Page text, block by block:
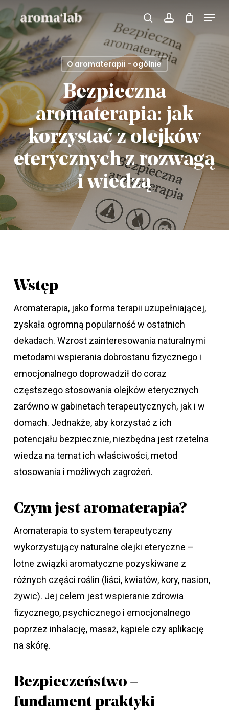
Skip
to
main
content
searchaccount
Menu
O aromaterapii - ogólnie
Bezpieczna
aromaterapia: jak
korzystać z olejków
eterycznych z rozwagą
i wiedzą
Wstęp
Aromaterapia, jako forma terapii uzupełniającej,
zyskała ogromną popularność w ostatnich
dekadach. Wzrost zainteresowania naturalnymi
metodami wspierania dobrostanu fizycznego i
emocjonalnego doprowadził do coraz
częstszego stosowania olejków eterycznych
zarówno w gabinetach terapeutycznych, jak i w
domach. Jednakże, aby korzystać z ich
potencjału bezpiecznie, niezbędna jest rzetelna
wiedza na temat ich właściwości, metod
stosowania i możliwych zagrożeń.
Czym jest aromaterapia?
Aromaterapia to system terapeutyczny
wykorzystujący naturalne olejki eteryczne –
lotne związki aromatyczne pozyskiwane z
różnych części roślin (liści, kwiatów, kory, nasion,
żywic). Jej celem jest wspieranie zdrowia
fizycznego, psychicznego i emocjonalnego
poprzez inhalację, masaż, kąpiele czy aplikację
na skórę.
Bezpieczeństwo –
fundament praktyki